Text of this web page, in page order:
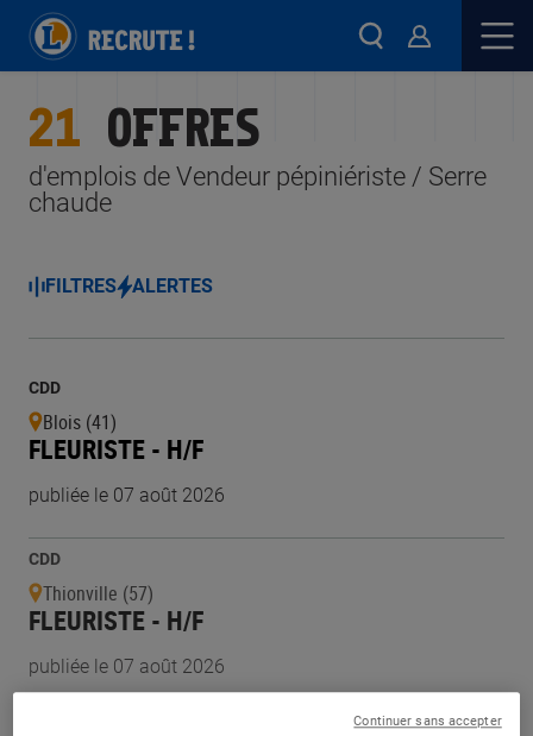
21 OFFRES
d'emplois de Vendeur pépiniériste / Serre
chaude
FILTRES ALERTES
CDD
Blois (41)
FLEURISTE - H/F
publiée le 07 août 2026
CDD
Thionville (57)
FLEURISTE - H/F
publiée le 07 août 2026
Continuer sans accepter